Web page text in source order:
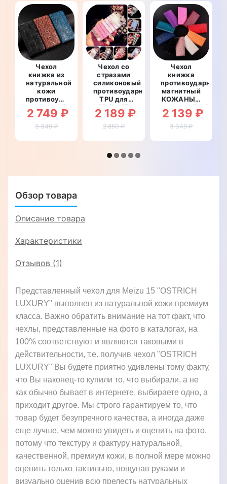
Чехол
книжка из
натуральной
кожи
противоударный
магнитный
для Meizu
15 "CROCO
2 749 ₽
3 349 ₽
Чехол со
стразами
силиконовый
противоударный
TPU для
Meizu 15
"WALL
STAR"
2 189 ₽
2 850 ₽
Чехол
книжка
противоударный
магнитный
КОЖАНЫЙ
влагостойкий
для Meizu
15 "LUXON"
2 139 ₽
3 349 ₽
Обзор товара
Описание товара
Характеристики
Отзывов (1)
Представленный чехол для Meizu 15 "OSTRICH
LUXURY" выполнен из натуральной кожи премиум
класса. Важно обратить внимание на тот факт, что
чехлы, представленные на фото в каталогах, на
100% соответствуют и являются таковыми в
действительности, т.е. получив чехол "OSTRICH
LUXURY" Вы будете приятно удивлены тому факту,
что Вы наконец-то купили то, что выбирали, а не
как обычно бывает в интернете, выбираете одно, а
приходит другое. Мы строго гарантируем то, что
товар будет безупречного качества, а иногда даже
еще лучше, чем можно увидеть и оценить на фото,
потому что текстуру и фактуру натуральной,
качественной, премиум кожи, в полной мере можно
оценить только тактильно, пощупав руками и
визуально оценив всю прелесть натуральных